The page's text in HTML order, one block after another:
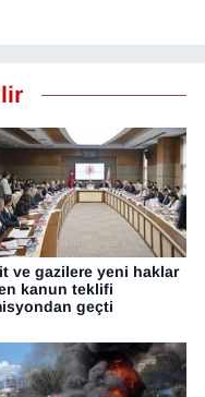
ve gazilere yeni haklar
kanun teklifi
geçti